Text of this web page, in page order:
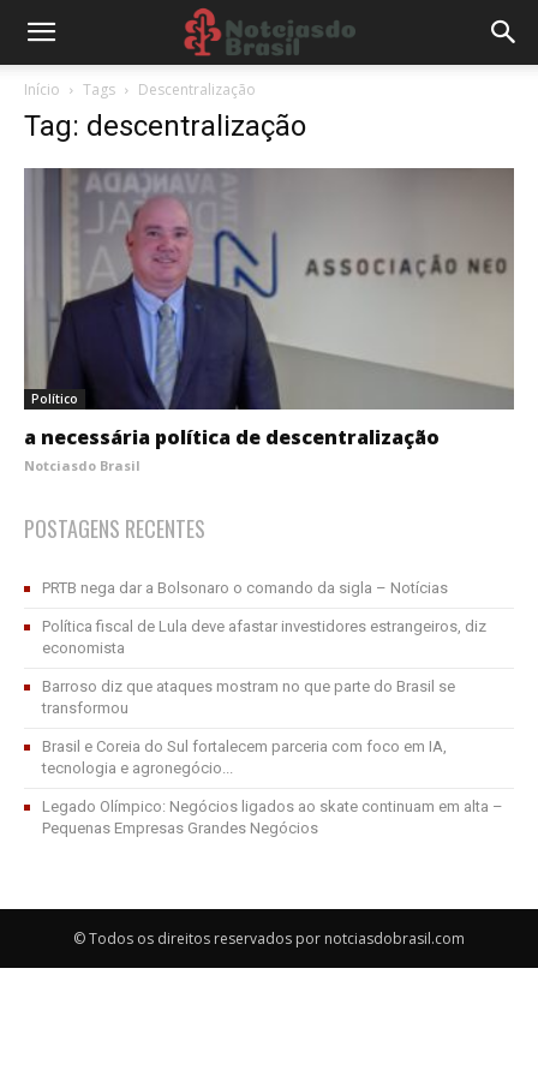
Início Tags Descentralização
Tag: descentralização
Político
a necessária política de descentralização
Notciasdo Brasil
POSTAGENS RECENTES
PRTB nega dar a Bolsonaro o comando da sigla – Notícias
Política fiscal de Lula deve afastar investidores estrangeiros, diz
economista
Barroso diz que ataques mostram no que parte do Brasil se
transformou
Brasil e Coreia do Sul fortalecem parceria com foco em IA,
tecnologia e agronegócio...
Legado Olímpico: Negócios ligados ao skate continuam em alta –
Pequenas Empresas Grandes Negócios
© Todos os direitos reservados por notciasdobrasil.com